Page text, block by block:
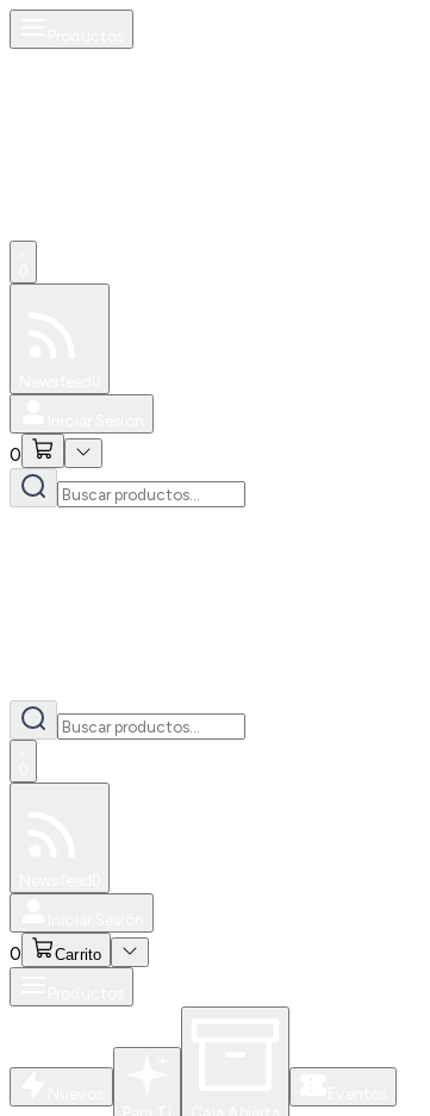
0
0 Carrito